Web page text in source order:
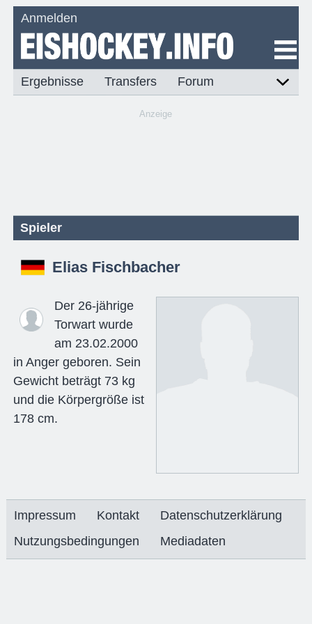
Anmelden
Ergebnisse Transfers Forum
Anzeige
Spieler
Elias Fischbacher
Der 26-jährige
Torwart wurde
am 23.02.2000
in Anger geboren. Sein
Gewicht beträgt 73 kg
und die Körpergröße ist
178 cm.
Impressum Kontakt
Datenschutzerklärung
Nutzungsbedingungen
Mediadaten